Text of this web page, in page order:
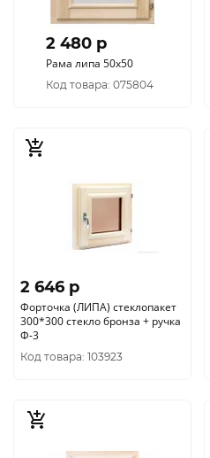
2 480 p
Рама липа 50х50
Код товара: 075804
2 646 p
Форточка (ЛИПА) стеклопакет
300*300 стекло бронза + ручка
Ф-3
Код товара: 103923